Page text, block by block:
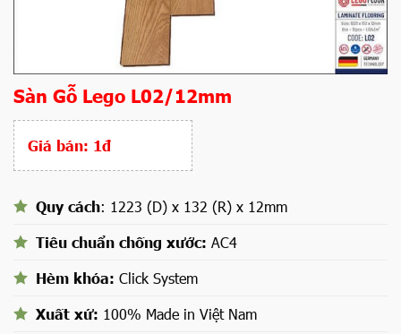
Sàn Gỗ Lego L02/12mm
Giá bán: 1đ
Quy cách: 1223 (D) x 132 (R) x 12mm
Tiêu chuẩn chống xước: AC4
Hèm khóa: Click System
Xuất xứ: 100% Made in Việt Nam